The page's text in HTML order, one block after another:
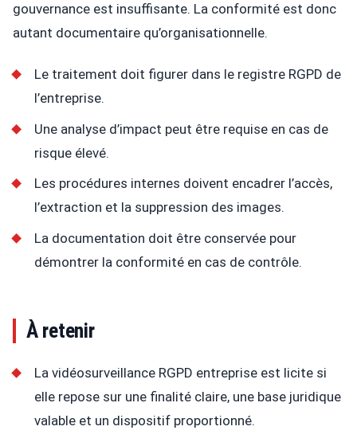
gouvernance est insuffisante. La conformité est donc
autant documentaire qu’organisationnelle.
Le traitement doit figurer dans le registre RGPD de
l’entreprise.
Une analyse d’impact peut être requise en cas de
risque élevé.
Les procédures internes doivent encadrer l’accès,
l’extraction et la suppression des images.
La documentation doit être conservée pour
démontrer la conformité en cas de contrôle.
À retenir
La vidéosurveillance RGPD entreprise est licite si
elle repose sur une finalité claire, une base juridique
valable et un dispositif proportionné.